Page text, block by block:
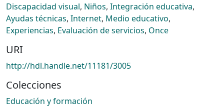
Discapacidad visual, Niños, Integración educativa,
Ayudas técnicas, Internet, Medio educativo,
Experiencias, Evaluación de servicios, Once
URI
http://hdl.handle.net/11181/3005
Colecciones
Educación y formación